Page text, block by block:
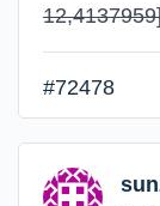
#72478